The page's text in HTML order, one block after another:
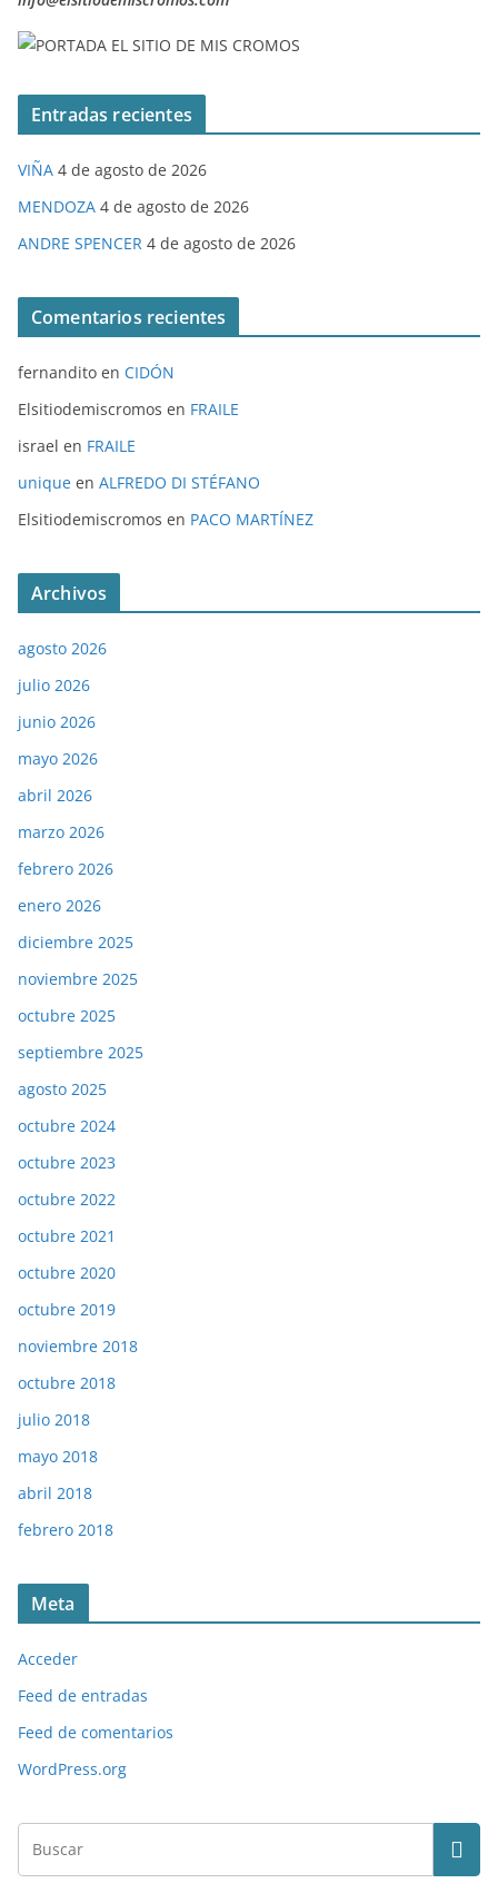
Entradas recientes
VIÑA 4 de agosto de 2026
MENDOZA 4 de agosto de 2026
ANDRE SPENCER 4 de agosto de 2026
Comentarios recientes
fernandito en CIDÓN
Elsitiodemiscromos en FRAILE
israel en FRAILE
unique en ALFREDO DI STÉFANO
Elsitiodemiscromos en PACO MARTÍNEZ
Archivos
agosto 2026
julio 2026
junio 2026
mayo 2026
abril 2026
marzo 2026
febrero 2026
enero 2026
diciembre 2025
noviembre 2025
octubre 2025
septiembre 2025
agosto 2025
octubre 2024
octubre 2023
octubre 2022
octubre 2021
octubre 2020
octubre 2019
noviembre 2018
octubre 2018
julio 2018
mayo 2018
abril 2018
febrero 2018
Meta
Acceder
Feed de entradas
Feed de comentarios
WordPress.org